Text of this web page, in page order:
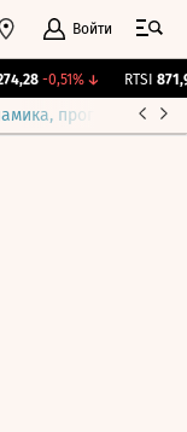
Войти
-0,51% ↓ RTSI 871,95
прогнозы